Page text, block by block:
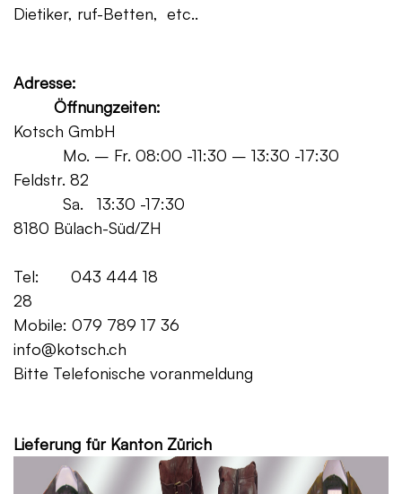
Dietiker, ruf-Betten, etc..
Adresse:
Öffnungzeiten:
Kotsch GmbH
Mo. – Fr. 08:00 -11:30 – 13:30 -17:30
Feldstr. 82
Sa. 13:30 -17:30
8180 Bülach-Süd/ZH
Tel: 043 444 18
28
Mobile: 079 789 17 36
info@kotsch.ch
Bitte Telefonische voranmeldung
Lieferung für Kanton Zürich